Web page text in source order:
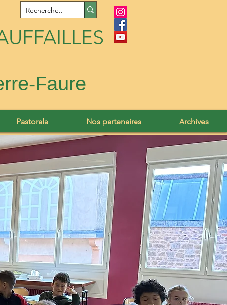
Faure
Pastorale Nos partenaires Archives